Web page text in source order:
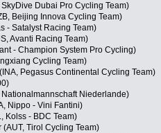
Dubai Pro Cycling Team)
Beijing Innova Cycling Team)
- Satalyst Racing Team)
Avanti Racing Team)
- Champion System Pro Cycling)
Cycling Team)
Pegasus Continental Cycling Team)
Nationalmannschaft Niederlande)
Nippo - Vini Fantini)
Kolss - BDC Team)
Tirol Cycling Team)